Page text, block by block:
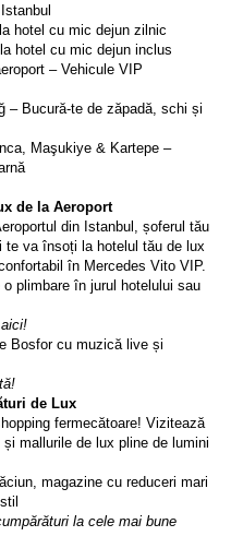
hotel cu mic dejun zilnic
hotel cu mic dejun inclus
– Vehicule VIP
– Bucură-te de zăpadă, schi și
Maşukiye & Kartepe –
de la Aeroport
din Istanbul, șoferul tău
va însoți la hotelul tău de lux
în Mercedes Vito VIP.
plimbare în jurul hotelului sau
Bosfor cu muzică live și
de Lux
fermecătoare! Vizitează
mallurile de lux pline de lumini
magazine cu reduceri mari
la cele mai bune